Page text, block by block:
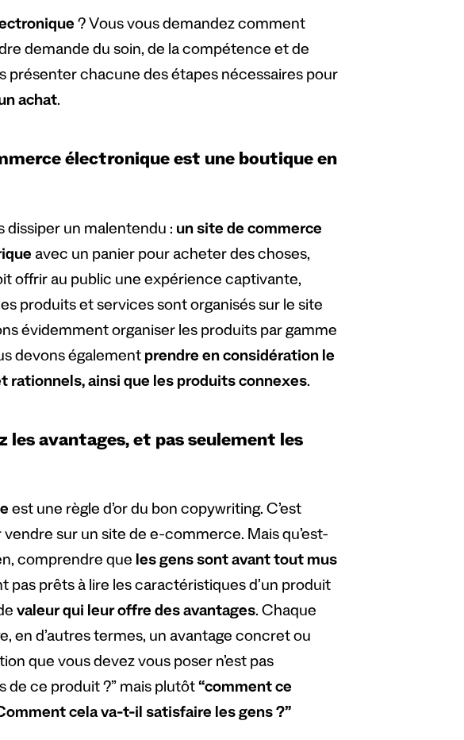
? Vous vous demandez comment
demande du soin, de la compétence et de
présenter chacune des étapes nécessaires pour
achat.
électronique est une boutique en
un malentendu : un site de commerce
avec un panier pour acheter des choses,
offrir au public une expérience captivante,
produits et services sont organisés sur le site
évidemment organiser les produits par gamme
devons également prendre en considération le
rationnels, ainsi que les produits connexes.
les avantages, et pas seulement les
est une règle d’or du bon copywriting. C’est
sur un site de e-commerce. Mais qu’est-
comprendre que les gens sont avant tout mus
pas prêts à lire les caractéristiques d’un produit
valeur qui leur offre des avantages. Chaque
en d’autres termes, un avantage concret ou
que vous devez vous poser n’est pas
de ce produit ?” mais plutôt“comment ce
cela va-t-il satisfaire les gens ?”